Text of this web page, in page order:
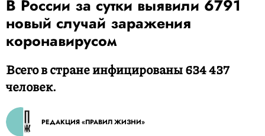
В России за сутки выявили 6791
новый случай заражения
коронавирусом
Всего в стране инфицированы 634 437
человек.
РЕДАКЦИЯ «ПРАВИЛ ЖИЗНИ»